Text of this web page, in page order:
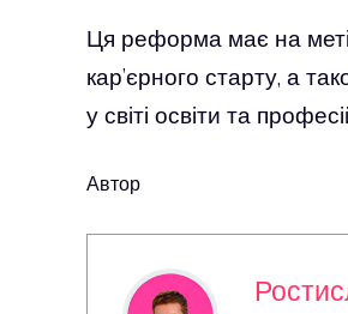
Ця реформа має на
кар’єрного старту, а
у світі освіти та
Автор